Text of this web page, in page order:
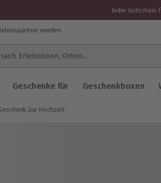
Jeder
werden
Erlebnissen...
Geschenke für Geschenkboxen
Zur Hochzeit